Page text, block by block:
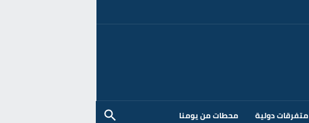
متفرقات دولية
محطات من يومنا